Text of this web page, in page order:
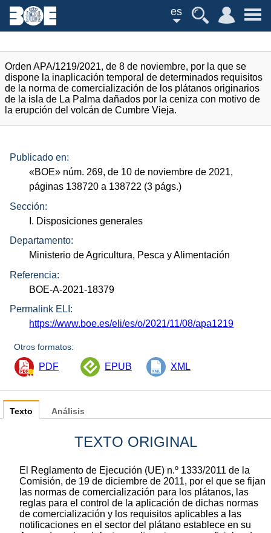
es
Orden APA/1219/2021, de 8 de noviembre, por la que se
dispone la inaplicación temporal de determinados requisitos
de la norma de comercialización de los plátanos originarios
de la isla de La Palma dañados por la ceniza con motivo de
la erupción del volcán de Cumbre Vieja.
Publicado en:
«BOE» núm. 269, de 10 de noviembre de 2021,
páginas 138720 a 138722 (3 págs.)
Sección:
I. Disposiciones generales
Departamento:
Ministerio de Agricultura, Pesca y Alimentación
Referencia:
BOE-A-2021-18379
Permalink ELI:
https://www.boe.es/eli/es/o/2021/11/08/apa1219
Otros formatos:
PDF EPUB XML
Texto
TEXTO ORIGINAL
El Reglamento de Ejecución (UE) n.º 1333/2011 de la
Comisión, de 19 de diciembre de 2011, por el que se fijan
las normas de comercialización para los plátanos, las
reglas para el control de la aplicación de dichas normas
de comercialización y los requisitos aplicables a las
notificaciones en el sector del plátano establece en su
Análisis